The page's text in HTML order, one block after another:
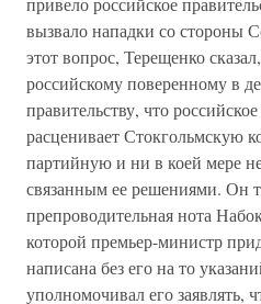
вызвало нападки со стороны
этот вопрос, Терещенко
российскому поверенному в
правительству, что
расценивает Стокгольмскую
партийную и ни в коей мере
связанным ее решениями. Он
препроводительная нота
которой премьер-министр
написана без его на то
уполномочивал его заявлять,